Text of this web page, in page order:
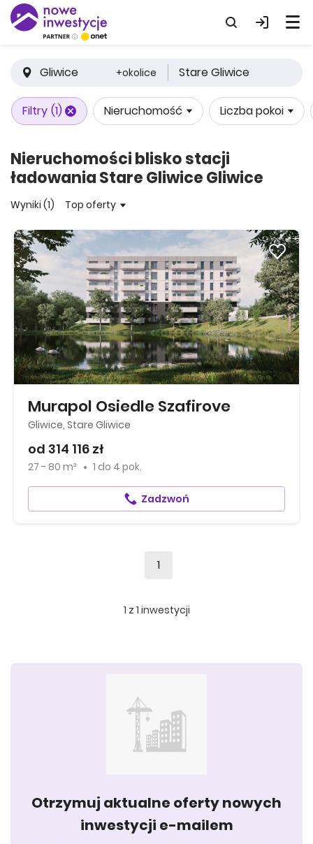
Gliwice +okolice Stare Gliwice
Filtry (1) Nieruchomość Liczba pokoi
Nieruchomości blisko stacji
ładowania Stare Gliwice Gliwice
Wyniki (1) Top oferty
Murapol Osiedle Szafirove
Gliwice, Stare Gliwice
od 314 116 zł
27 - 80 m² 1 do 4 pok.
Zadzwoń
1
1 z 1 inwestycji
Otrzymuj aktualne oferty nowych
inwestycji e-mailem